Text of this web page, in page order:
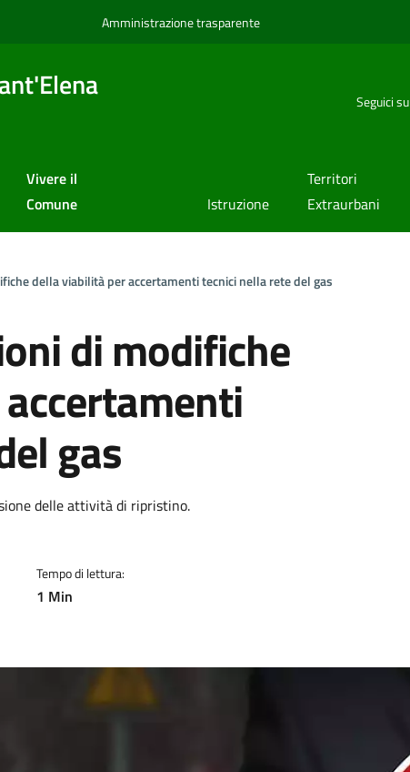
Amministrazione trasparente
Seguici su
Vivere il
Comune
Istruzione
Territori
Extraurbani
della viabilità per accertamenti tecnici nella rete del gas
di modifiche
gas
delle attività di ripristino.
Tempo di lettura:
1 Min